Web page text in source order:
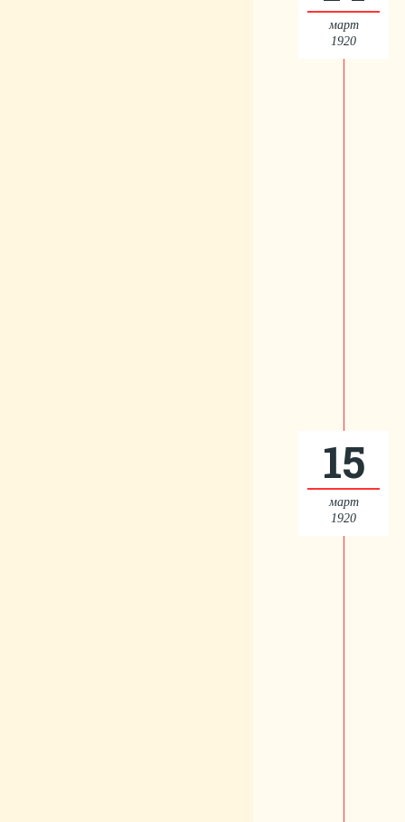
март
1920
15
март
1920